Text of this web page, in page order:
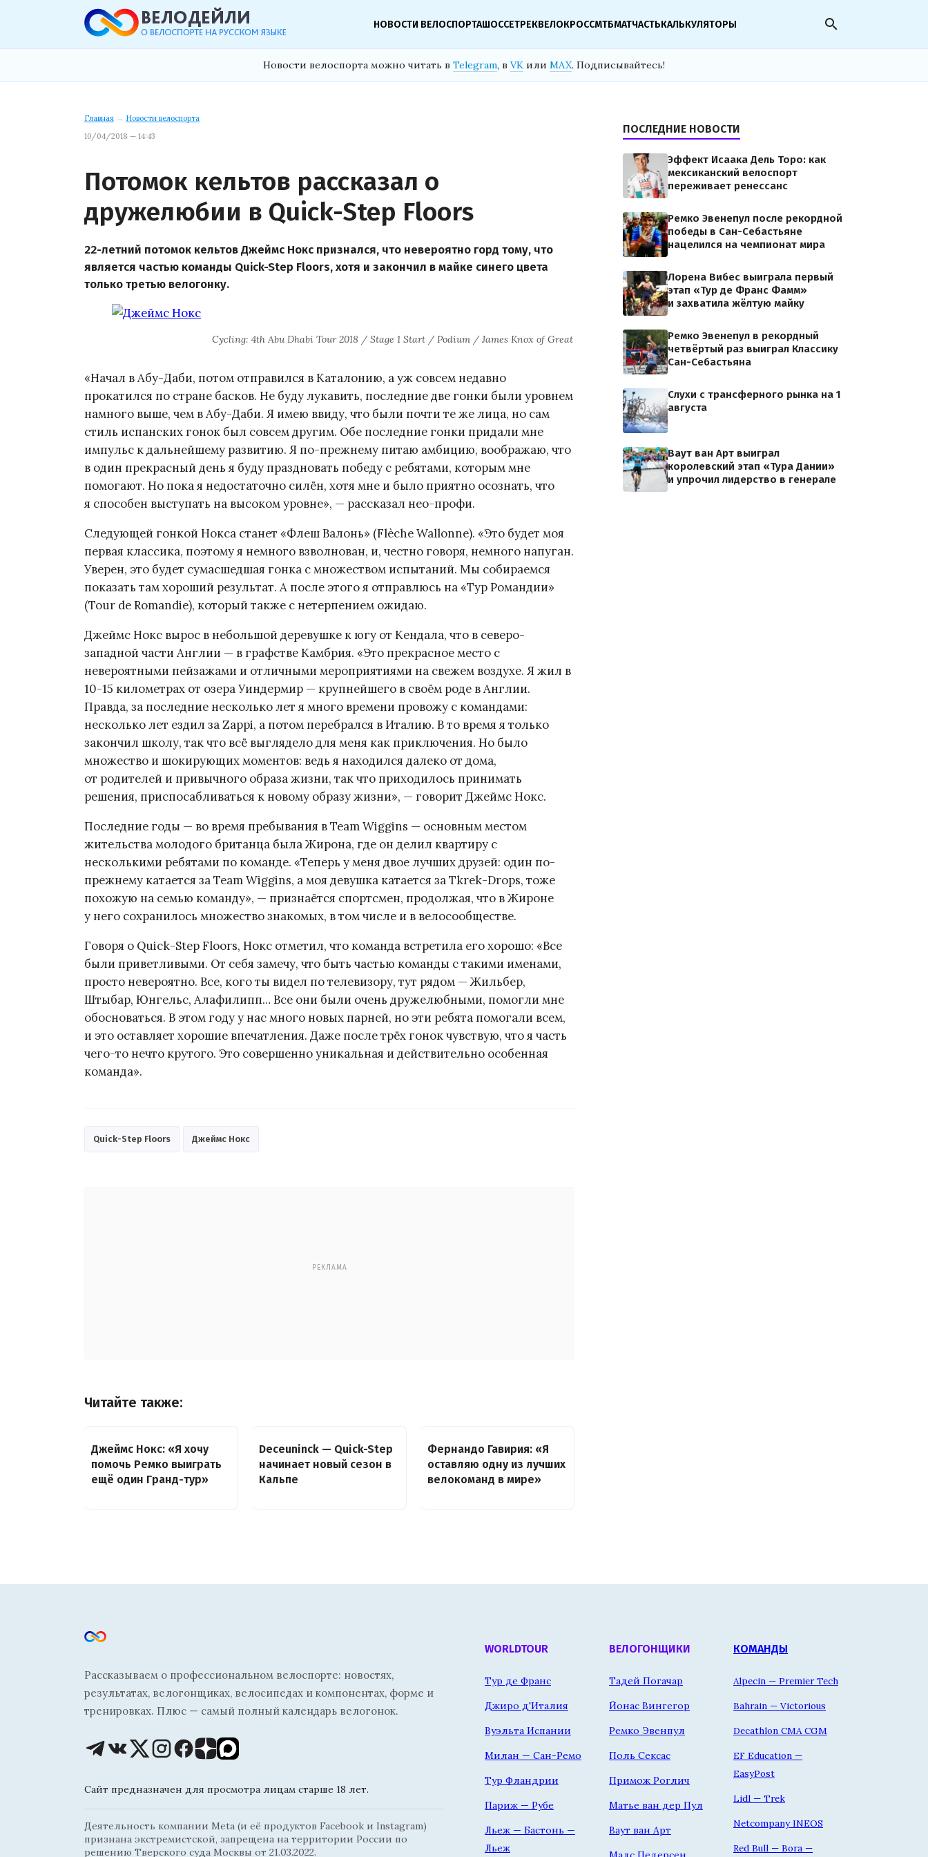
НОВОСТИ ВЕЛОСПОРТАШОССЕТРЕКВЕЛОКРОССМТБМАТЧАСТЬКАЛЬКУЛЯТОРЫ search
Новости велоспорта можно читать в Telegram, в VK или MAX. Подписывайтесь!
Главная → Новости велоспорта
10/04/2018 — 14:43
Потомок кельтов рассказал о
дружелюбии в Quick-Step Floors
22-летний потомок кельтов Джеймс Нокс признался, что невероятно горд тому, что
является частью команды Quick-Step Floors, хотя и закончил в майке синего цвета
только третью велогонку.
Cycling: 4th Abu Dhabi Tour 2018 / Stage 1 Start / Podium / James Knox of Great Britain / Madinat Zayed — Madinat Zayed-Adnoc School (189km)/ Al Fahim
«Начал в Абу-Даби, потом отправился в Каталонию, а уж совсем недавно
прокатился по стране басков. Не буду лукавить, последние две гонки были уровнем
намного выше, чем в Абу-Даби. Я имею ввиду, что были почти те же лица, но сам
стиль испанских гонок был совсем другим. Обе последние гонки придали мне
импульс к дальнейшему развитию. Я по-прежнему питаю амбицию, воображаю, что
в один прекрасный день я буду праздновать победу с ребятами, которым мне
помогают. Но пока я недостаточно силён, хотя мне и было приятно осознать, что
я способен выступать на высоком уровне», — рассказал нео-профи.
Следующей гонкой Нокса станет «Флеш Валонь» (Flèche Wallonne). «Это будет моя
первая классика, поэтому я немного взволнован, и, честно говоря, немного напуган.
Уверен, это будет сумасшедшая гонка с множеством испытаний. Мы собираемся
показать там хороший результат. А после этого я отправлюсь на «Тур Романдии»
(Tour de Romandie), который также с нетерпением ожидаю.
Джеймс Нокс вырос в небольшой деревушке к югу от Кендала, что в северо-
западной части Англии — в графстве Камбрия. «Это прекрасное место с
невероятными пейзажами и отличными мероприятиями на свежем воздухе. Я жил в
10-15 километрах от озера Уиндермир — крупнейшего в своём роде в Англии.
Правда, за последние несколько лет я много времени провожу с командами:
несколько лет ездил за Zappi, а потом перебрался в Италию. В то время я только
закончил школу, так что всё выглядело для меня как приключения. Но было
множество и шокирующих моментов: ведь я находился далеко от дома,
от родителей и привычного образа жизни, так что приходилось принимать
решения, приспосабливаться к новому образу жизни», — говорит Джеймс Нокс.
Последние годы — во время пребывания в Team Wiggins — основным местом
жительства молодого британца была Жирона, где он делил квартиру с
несколькими ребятами по команде. «Теперь у меня двое лучших друзей: один по-
прежнему катается за Team Wiggins, а моя девушка катается за Tkrek-Drops, тоже
похожую на семью команду», — признаётся спортсмен, продолжая, что в Жироне
у него сохранилось множество знакомых, в том числе и в велосообществе.
Говоря о Quick-Step Floors, Нокс отметил, что команда встретила его хорошо: «Все
были приветливыми. От себя замечу, что быть частью команды с такими именами,
просто невероятно. Все, кого ты видел по телевизору, тут рядом — Жильбер,
Штыбар, Юнгельс, Алафилипп… Все они были очень дружелюбными, помогли мне
обосноваться. В этом году у нас много новых парней, но эти ребята помогали всем,
и это оставляет хорошие впечатления. Даже после трёх гонок чувствую, что я часть
чего-то нечто крутого. Это совершенно уникальная и действительно особенная
команда».
Quick-Step Floors Джеймс Нокс
РЕКЛАМА
Читайте также:
Джеймс Нокс: «Я хочу
помочь Ремко выиграть
ещё один Гранд-тур»
Deceuninck — Quick-Step
начинает новый сезон в
Кальпе
Фернандо Гавирия: «Я
оставляю одну из лучших
велокоманд в мире»
ПОСЛЕДНИЕ НОВОСТИ
Эффект Исаака Дель Торо: как
мексиканский велоспорт
переживает ренессанс
Ремко Эвенепул после рекордной
победы в Сан-Себастьяне
нацелился на чемпионат мира
Лорена Вибес выиграла первый
этап «Тур де Франс Фамм»
и захватила жёлтую майку
Ремко Эвенепул в рекордный
четвёртый раз выиграл Классику
Сан-Себастьяна
Слухи с трансферного рынка на 1
августа
Ваут ван Арт выиграл
королевский этап «Тура Дании»
и упрочил лидерство в генерале
Рассказываем о профессиональном велоспорте: новостях,
результатах, велогонщиках, велосипедах и компонентах, форме и
тренировках. Плюс — самый полный календарь велогонок.
Сайт предназначен для просмотра лицам старше 18 лет.
Деятельность компании Meta (и её продуктов Facebook и Instagram)
признана экстремистской, запрещена на территории России по
решению Тверского суда Москвы от 21.03.2022.
WORLDTOUR
Тур де Франс
Джиро д'Италия
Вуэльта Испании
Милан — Сан-Ремо
Тур Фландрии
Париж — Рубе
Льеж — Бастонь —
Льеж
ВЕЛОГОНЩИКИ
Тадей Погачар
Йонас Вингегор
Ремко Эвенпул
Поль Сексас
Примож Роглич
Матье ван дер Пул
Ваут ван Арт
КОМАНДЫ
Alpecin — Premier Tech
Bahrain — Victorious
Decathlon CMA CGM
EF Education —
EasyPost
Lidl — Trek
Netcompany INEOS
Red Bull — Bora —